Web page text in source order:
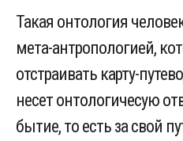
Такая онтология
мета-антропологией,
отстраивать карту-
несет онтологичесую
бытие, то есть за свой